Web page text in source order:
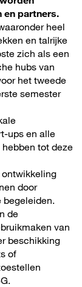
en partners.
heel
en talrijke
zich als een
hubs van
het tweede
semester
ups en alle
tot deze
ontwikkeling
door
begeleiden.
de
van
beschikking
of